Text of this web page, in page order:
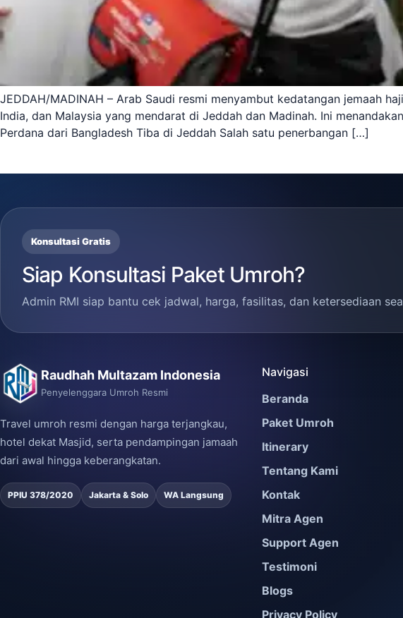
JEDDAH/MADINAH – Arab Saudi resmi menyambut kedatangan jemaah
India, dan Malaysia yang mendarat di Jeddah dan Madinah. Ini
Perdana dari Bangladesh Tiba di Jeddah Salah satu penerbangan […]
Konsultasi Gratis
Siap Konsultasi Paket Umroh?
Admin RMI siap bantu cek jadwal, harga, fasilitas, dan ketersediaan
Raudhah Multazam Indonesia
Penyelenggara Umroh Resmi
Travel umroh resmi dengan harga terjangkau,
hotel dekat Masjid, serta pendampingan jamaah
dari awal hingga keberangkatan.
PPIU 378/2020 Jakarta & Solo WA Langsung
Navigasi
Beranda
Paket Umroh
Itinerary
Tentang Kami
Kontak
Mitra Agen
Support Agen
Testimoni
Blogs
Privacy Policy